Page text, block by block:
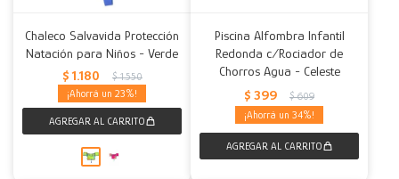
Chaleco Salvavida Protección
Natación para Niños - Verde
$ 1.180 $ 1.550
23
Piscina Alfombra Infantil
Redonda c/Rociador de
Chorros Agua - Celeste
$ 399 $ 609
34